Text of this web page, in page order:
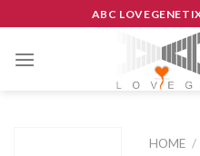
to
content
ABC
HOME /